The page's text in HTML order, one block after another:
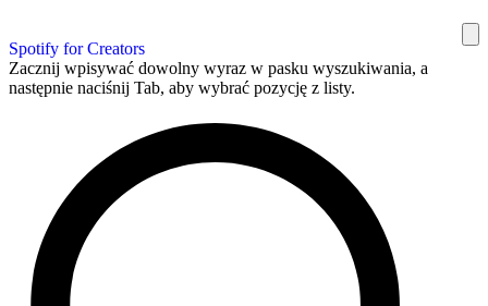
Spotify for Creators
Zacznij wpisywać dowolny wyraz w pasku wyszukiwania, a
następnie naciśnij Tab, aby wybrać pozycję z listy.